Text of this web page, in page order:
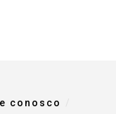
conosco